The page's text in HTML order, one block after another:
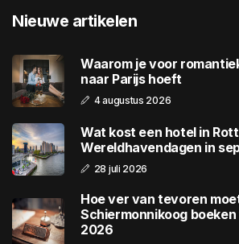
Nieuwe artikelen
Waarom je voor
naar Parijs hoeft
4 augustus 2026
Wat kost een hotel in
Wereldhavendagen in
28 juli 2026
Hoe ver van tevoren
Schiermonnikoog
2026